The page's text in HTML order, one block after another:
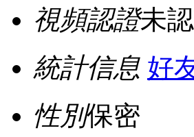
視頻認證未
統計信息 好
性別保密